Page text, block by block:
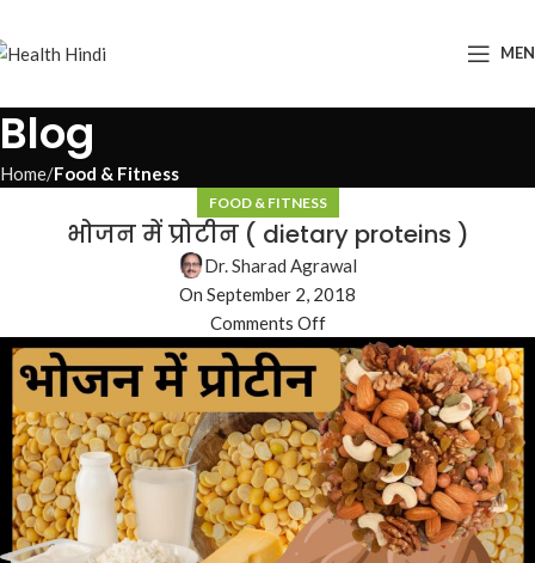
Blog
Home Food & Fitness
FOOD & FITNESS
भोजन में प्रोटीन ( dietary proteins )
Dr. Sharad Agrawal
On September 2, 2018
Comments Off